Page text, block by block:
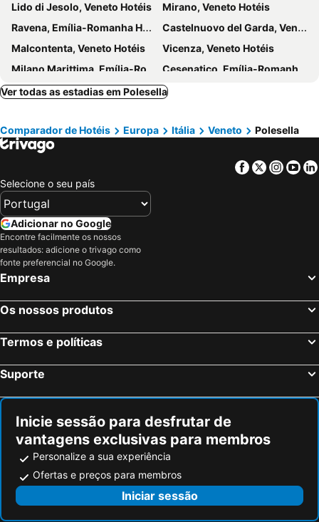
Lido di Jesolo, Veneto Hotéis
Mirano, Veneto Hotéis
Ravena, Emília-Romanha Hotéis
Castelnuovo del Garda, Veneto Hotéis
Malcontenta, Veneto Hotéis
Vicenza, Veneto Hotéis
Milano Marittima, Emília-Romanha Hotéis
Cesenatico, Emília-Romanha Hotéis
Maranello, Emília-Romanha Hotéis
Ferrara, Emília-Romanha Hotéis
Jesolo, Veneto Hotéis
Cavallino-Treporti, Veneto Hotéis
Chioggia, Veneto Hotéis
Murano, Veneto Hotéis
Veneza, Veneto Hotéis
Mestre, Veneto Hotéis
Sirmione, Lombardia Hotéis
Dolo, Veneto Hotéis
Cortina d'Ampezzo, Veneto Hotéis
Nápoles, Campanha Hotéis
Palermo, Sicília Hotéis
Cagliari, Sardenha Hotéis
Ver todas as estadias em Polesella
Comparador de Hotéis Europa Itália Veneto Polesella
Facebook
Twitter
Selecione o seu país
Adicionar no Google
Encontre facilmente os nossos
resultados: adicione o trivago como
fonte preferencial no Google.
Empresa
Os nossos produtos
Termos e políticas
Suporte
Inicie sessão para desfrutar de
vantagens exclusivas para membros
Personalize a sua experiência
Ofertas e preços para membros
Iniciar sessão